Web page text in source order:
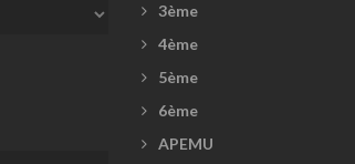
3ème
4ème
5ème
6ème
APEMU